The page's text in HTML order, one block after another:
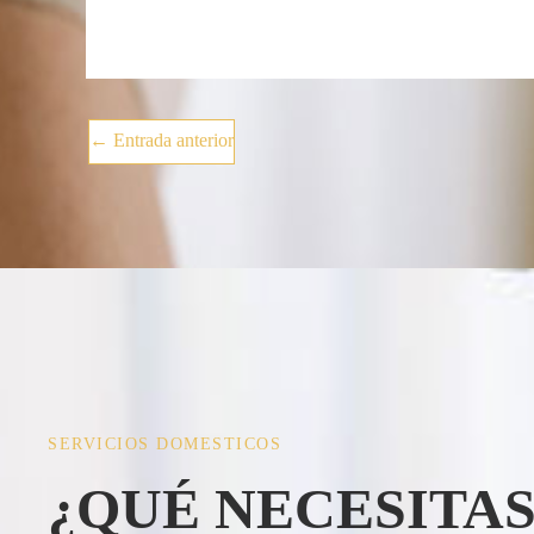
← Entrada anterior
SERVICIOS DOMESTICOS
¿QUÉ